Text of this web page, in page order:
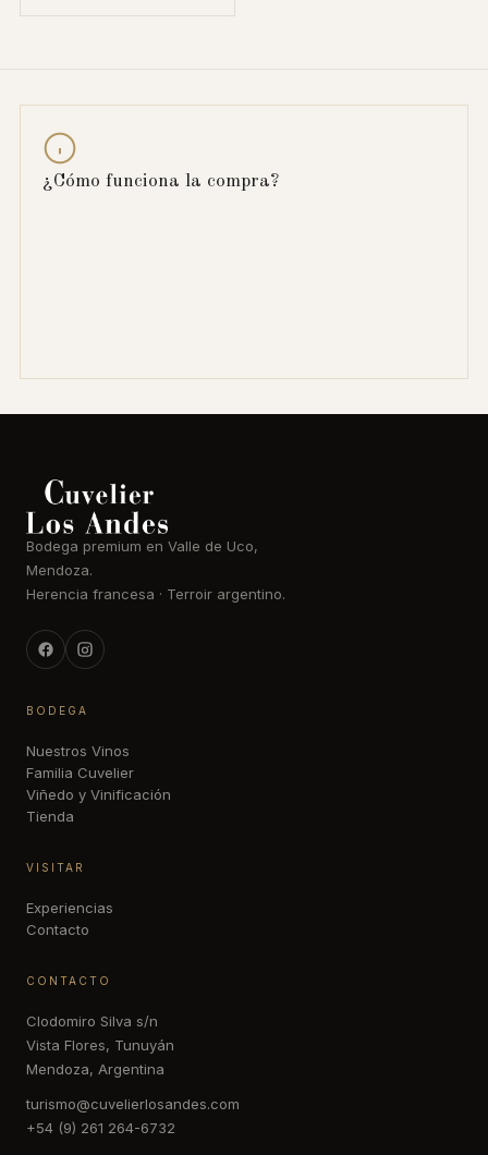
¿Cómo funciona la compra?
Bodega premium en Valle de Uco,
Mendoza.
Herencia francesa · Terroir argentino.
BODEGA
Nuestros Vinos
Familia Cuvelier
Viñedo y Vinificación
Tienda
VISITAR
Experiencias
Contacto
CONTACTO
Clodomiro Silva s/n
Vista Flores, Tunuyán
Mendoza, Argentina
turismo@cuvelierlosandes.com
+54 (9) 261 264-6732